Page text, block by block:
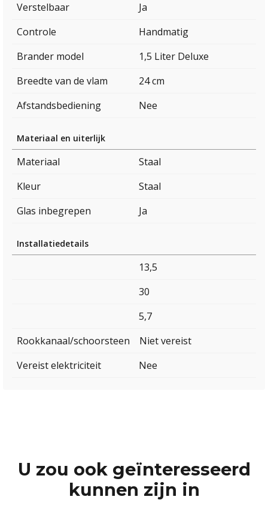
Verstelbaar
Ja
Controle
Handmatig
Brander model
1,5 Liter Deluxe
Breedte van de vlam
24 cm
Afstandsbediening
Nee
Materiaal en uiterlijk
Materiaal
Staal
Kleur
Staal
Glas inbegrepen
Ja
Installatiedetails
13,5
30
5,7
Rookkanaal/schoorsteen
Niet vereist
Vereist elektriciteit
Nee
U zou ook geïnteresseerd
kunnen zijn in